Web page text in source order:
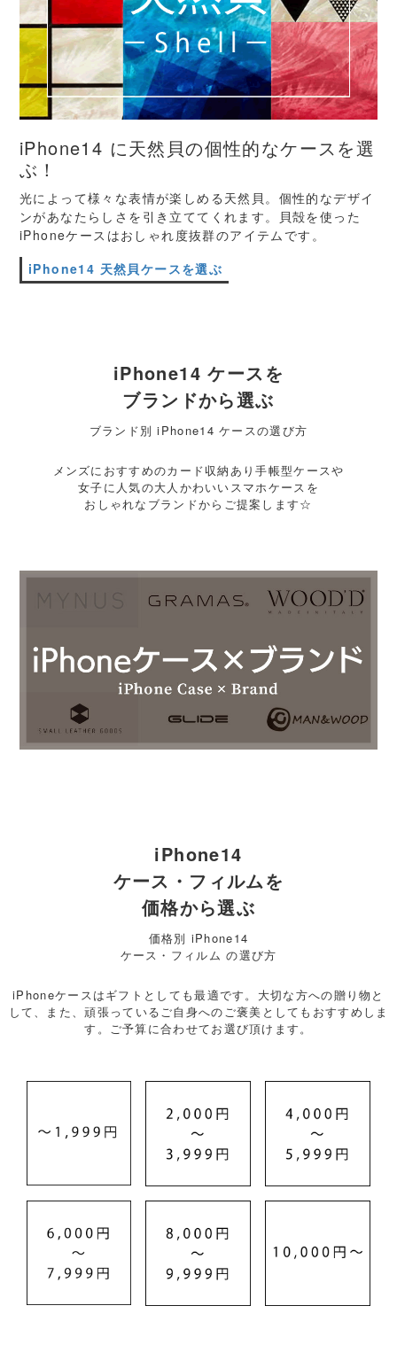
iPhone14 に天然貝の個性的なケースを選
ぶ！
光によって様々な表情が楽しめる天然貝。個性的なデザイ
ンがあなたらしさを引き立ててくれます。貝殻を使った
iPhoneケースはおしゃれ度抜群のアイテムです。
iPhone14 天然貝ケースを選ぶ
iPhone14 ケースを
ブランドから選ぶ
ブランド別 iPhone14 ケースの選び方
メンズにおすすめのカード収納あり手帳型ケースや
女子に人気の大人かわいいスマホケースを
おしゃれなブランドからご提案します☆
iPhone14
ケース・フィルムを
価格から選ぶ
価格別 iPhone14
ケース・フィルム の選び方
iPhoneケースはギフトとしても最適です。大切な方への贈り物と
して、また、頑張っているご自身へのご褒美としてもおすすめしま
す。ご予算に合わせてお選び頂けます。